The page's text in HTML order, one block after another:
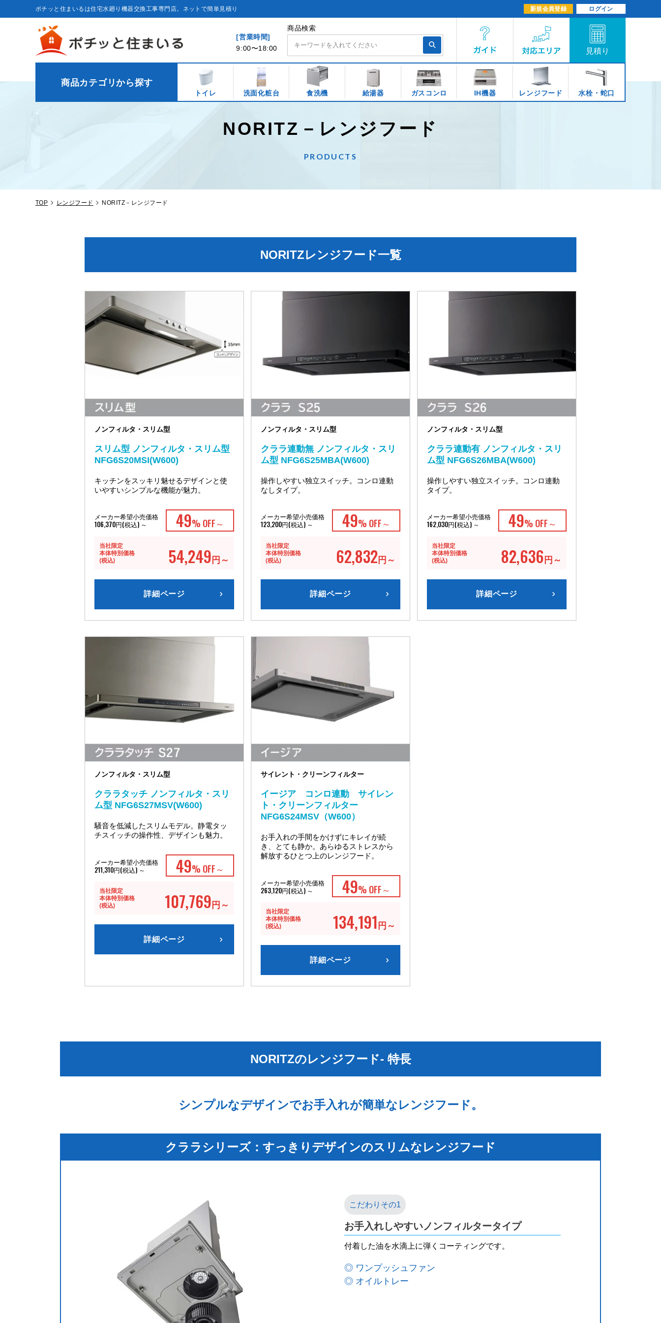
ポチッと住まいるは住宅水廻り機器交換工事専門店。ネットで簡単見積り 新規会員登録 ログイン
[営業時間]
9:00〜18:00
商品検索
商品カテゴリから探す
トイレ 洗面化粧台 食洗機 給湯器 ガスコンロ IH機器 レンジフード 水栓・蛇口
NORITZ－レンジフード
PRODUCTS
TOP レンジフード NORITZ－レンジフード
NORITZレンジフード一覧
ノンフィルタ・スリム型
スリム型 ノンフィルタ・スリム型
NFG6S20MSI(W600)
キッチンをスッキリ魅せるデザインと使
いやすいシンプルな機能が魅力。
メーカー希望小売価格
106,370円(税込) ～
49% OFF～
当社限定
本体特別価格
(税込)
54,249 円～
詳細ページ
ノンフィルタ・スリム型
クララ連動無 ノンフィルタ・スリ
ム型 NFG6S25MBA(W600)
操作しやすい独立スイッチ。コンロ連動
なしタイプ。
メーカー希望小売価格
123,200円(税込) ～
49% OFF～
当社限定
本体特別価格
(税込)
62,832 円～
詳細ページ
ノンフィルタ・スリム型
クララ連動有 ノンフィルタ・スリ
ム型 NFG6S26MBA(W600)
操作しやすい独立スイッチ。コンロ連動
タイプ。
メーカー希望小売価格
162,030円(税込) ～
49% OFF～
当社限定
本体特別価格
(税込)
82,636 円～
詳細ページ
ノンフィルタ・スリム型
クララタッチ ノンフィルタ・スリ
ム型 NFG6S27MSV(W600)
騒音を低減したスリムモデル。静電タッ
チスイッチの操作性、デザインも魅力。
メーカー希望小売価格
211,310円(税込) ～
49% OFF～
当社限定
本体特別価格
(税込)
107,769 円～
詳細ページ
サイレント・クリーンフィルター
イージア コンロ連動 サイレン
ト・クリーンフィルター
NFG6S24MSV（W600）
お手入れの手間をかけずにキレイが続
き、とても静か。あらゆるストレスから
解放するひとつ上のレンジフード。
メーカー希望小売価格
263,120円(税込) ～
49% OFF～
当社限定
本体特別価格
(税込)
134,191 円～
詳細ページ
NORITZのレンジフード- 特長
シンプルなデザインでお手入れが簡単なレンジフード。
クララシリーズ：すっきりデザインのスリムなレンジフード
お手入れしやすいノンフィルタータイプ
付着した油を水滴上に弾くコーティングです。
◎ ワンプッシュファン
◎ オイルトレー